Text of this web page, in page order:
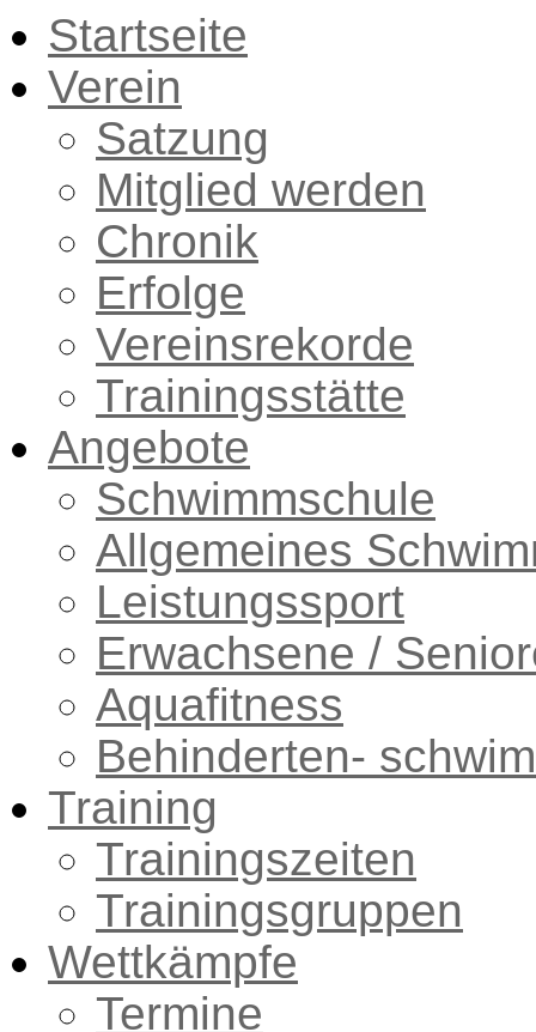
Startseite
Verein
Satzung
Mitglied werden
Chronik
Erfolge
Vereinsrekorde
Trainingsstätte
Angebote
Schwimmschule
Allgemeines
Leistungssport
Erwachsene /
Aquafitness
Behinderten-
Training
Trainingszeiten
Trainingsgruppen
Wettkämpfe
Termine